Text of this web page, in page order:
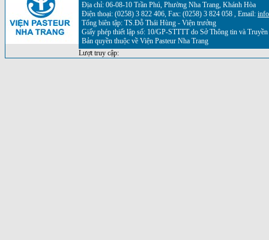
Địa chỉ: 06-08-10 Trần Phú, Phường Nha Trang, Khánh Hòa
Điện thoại: (0258) 3 822 406, Fax: (0258) 3 824 058 , Email:
Tổng biên tập: TS.Đỗ Thái Hùng - Viện trưởng
Giấy phép thiết lập số: 10/GP-STTTT do Sở Thông tin và
Bản quyền thuộc về Viện Pasteur Nha Trang
Lượt truy cập: